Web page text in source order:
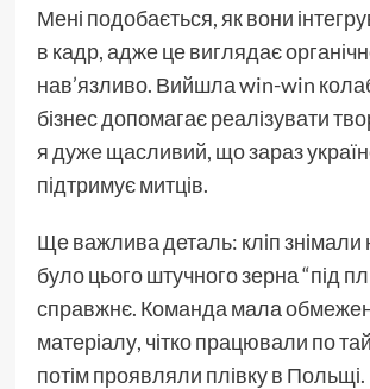
Мені подобається, як вони
в кадр, адже це виглядає
нав’язливо. Вийшла win-win
бізнес допомагає реалізувати
я дуже щасливий, що зараз
підтримує митців.
Ще важлива деталь: кліп знімали
було цього штучного зерна “під
справжнє. Команда мала
матеріалу, чітко працювали по
потім проявляли плівку в Польщі.